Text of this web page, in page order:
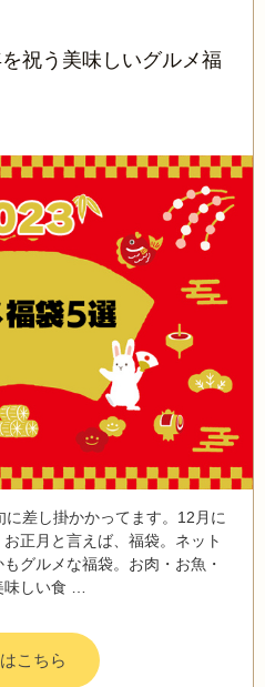
祝う美味しいグルメ福
差し掛かかってます。12月に
正月と言えば、福袋。ネット
グルメな福袋。お肉・お魚・
しい食 …
こちら